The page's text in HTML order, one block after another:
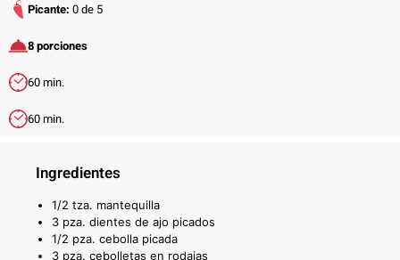
Picante: 0 de 5
8 porciones
60 min.
60 min.
Ingredientes
1/2 tza. mantequilla
3 pza. dientes de ajo picados
1/2 pza. cebolla picada
3 pza. cebolletas en rodajas